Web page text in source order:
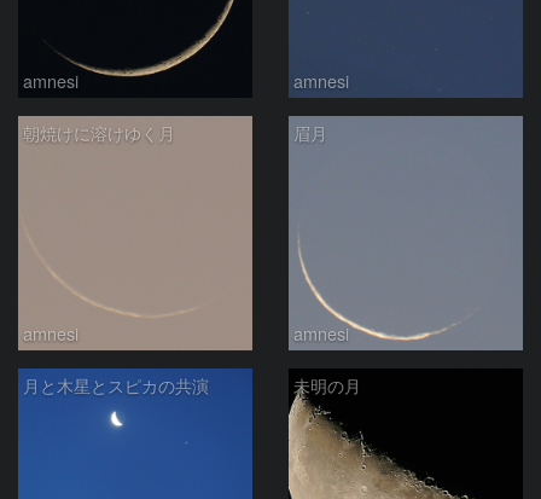
amnesi amnesi
朝焼けに溶けゆく月
amnesi
眉月
amnesi
月と木星とスピカの共演 未明の月